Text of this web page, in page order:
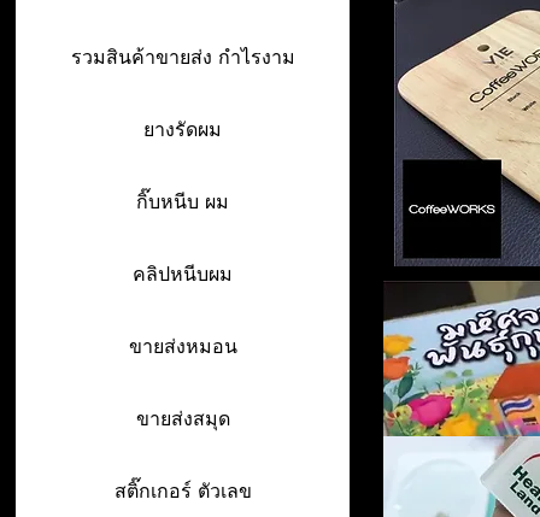
รวมสินค้าขายส่ง กำไรงาม
ยางรัดผม
กิ๊บหนีบ ผม
คลิปหนีบผม
ขายส่งหมอน
ขายส่งสมุด
สติ๊กเกอร์ ตัวเลข